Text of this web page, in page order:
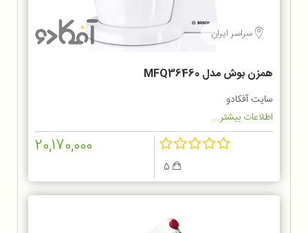
سراسر ایران
همزن بوش مدل MFQ36460
سایت آفکادو
اطلاعات بیشتر...
20,170,000